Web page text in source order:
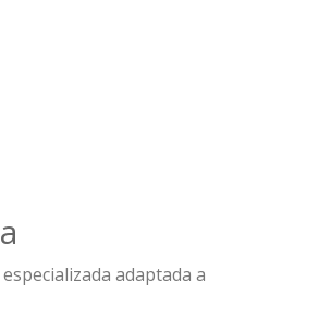
adaptada a